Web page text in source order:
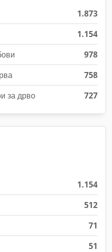
1.873
1.154
978
758
за дрво
727
1.154
512
71
51